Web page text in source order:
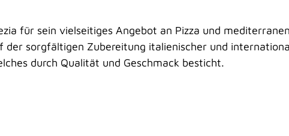
für sein vielseitiges Angebot an Pizza und mediterranen
der sorgfältigen Zubereitung italienischer und
durch Qualität und Geschmack besticht.